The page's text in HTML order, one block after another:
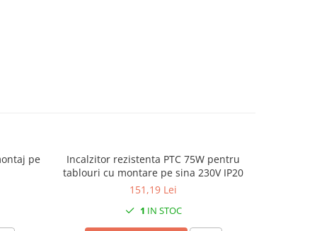
pe
Incalzitor rezistenta PTC 75W pentru
tablouri cu montare pe sina 230V IP20
151,19 Lei
1 IN STOC